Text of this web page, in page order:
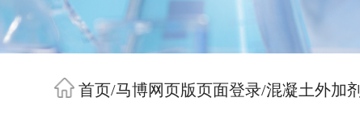
首页/马博网页版页面登录/混凝土外加剂